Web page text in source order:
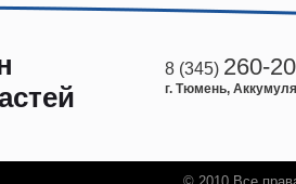
8 (345) 260-
г. Тюмень,